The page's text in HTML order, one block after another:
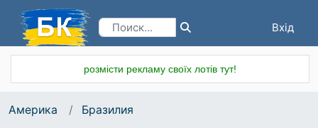
Вхід
розмісти рекламу своїх лотів тут!
Америка Бразилия